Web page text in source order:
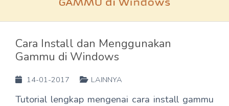
Cara Install dan Menggunakan
Gammu di Windows
14-01-2017 LAINNYA
Tutorial lengkap mengenai cara install gammu